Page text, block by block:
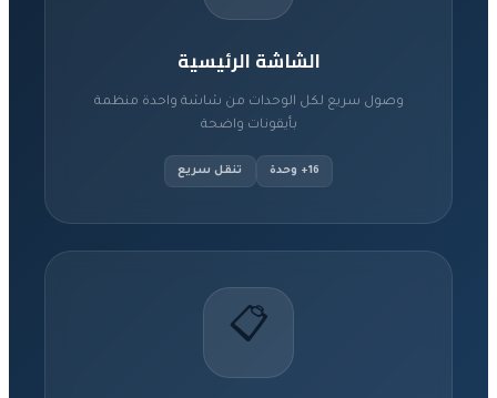
الشاشة الرئيسية
وصول سريع لكل الوحدات من شاشة واحدة منظمة
بأيقونات واضحة
16+ وحدة تنقل سريع
📋